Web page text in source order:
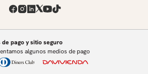
de pago y sitio seguro
algunos medios de pago